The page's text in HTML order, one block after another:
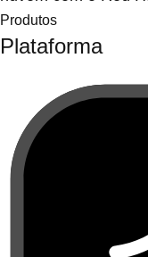
Produtos
Plataforma